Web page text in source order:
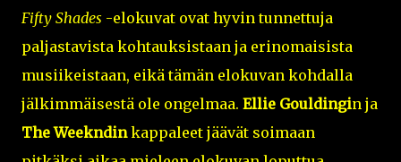
Fifty Shades -elokuvat ovat hyvin tunnettuja
paljastavista kohtauksistaan ja erinomaisista
musiikeistaan, eikä tämän elokuvan kohdalla
jälkimmäisestä ole ongelmaa. Ellie Gouldingin ja
The Weekndinkappaleet jäävät soimaan